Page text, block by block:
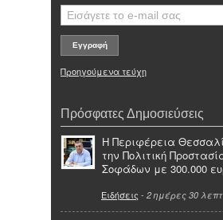
Προηγούμενα τεύχη
Πρόσφατες Δημοσιεύσεις
Η Περιφέρεια
την Πολιτική
Σοφάδων με 300.000
Ειδήσεις - 2 ημέρες 30